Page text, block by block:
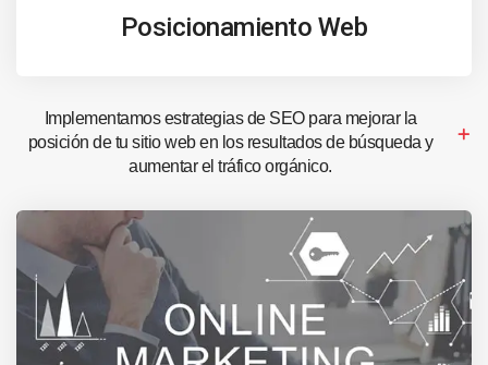
Posicionamiento Web
Implementamos estrategias de SEO para mejorar la
posición de tu sitio web en los resultados de búsqueda y
aumentar el tráfico orgánico.